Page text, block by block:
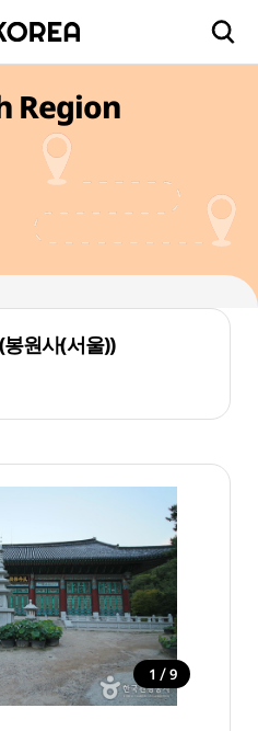
Region
원사(서울))
1 / 9